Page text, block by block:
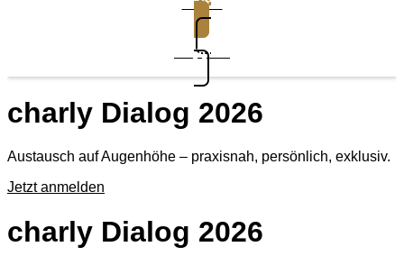
Demo
Support
charly Dialog 2026
Austausch auf Augenhöhe – praxisnah, persönlich, exklusiv.
Jetzt anmelden
charly Dialog 2026